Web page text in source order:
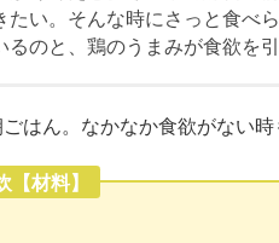
たい。そんな時にさっと食べ
るのと、鶏のうまみが食欲を
はん。なかなか食欲がない
【材料】